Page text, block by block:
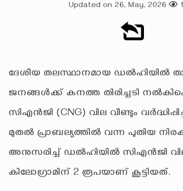
Updated on 26, May, 2026
ദേശീയ തലസ്ഥാനമായ ഡൽഹിയിൽ
ജനങ്ങൾക്ക് കനത്ത തിരിച്ചടി
സിഎൻജി (CNG) വില വീണ്ടും
മുതൽ പ്രാബല്യത്തിൽ വന്ന പുതിയ
അനുസരിച്ച് ഡൽഹിയിൽ സിഎൻജി
കിലോഗ്രാമിന് 2 രൂപയാണ് കൂട്ടിയത്.